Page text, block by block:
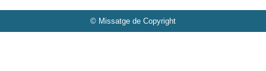
© Missatge de Copyright